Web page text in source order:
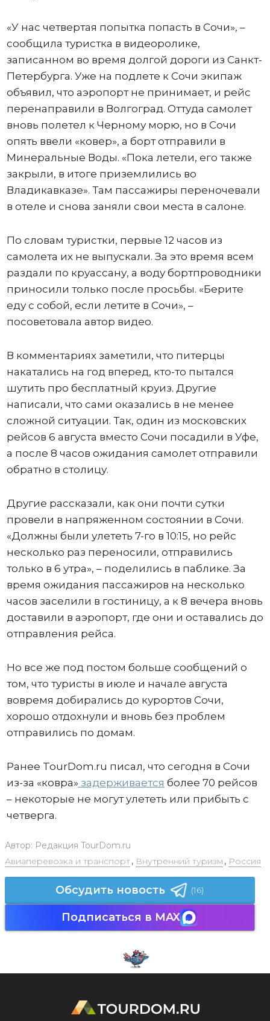
«У нас четвертая попытка попасть в Сочи», –
сообщила туристка в видеоролике,
записанном во время долгой дороги из Санкт-
Петербурга. Уже на подлете к Сочи экипаж
объявил, что аэропорт не принимает, и рейс
перенаправили в Волгоград. Оттуда самолет
вновь полетел к Черному морю, но в Сочи
опять ввели «ковер», а борт отправили в
Минеральные Воды. «Пока летели, его также
закрыли, в итоге приземлились во
Владикавказе». Там пассажиры переночевали
в отеле и снова заняли свои места в салоне.
По словам туристки, первые 12 часов из
самолета их не выпускали. За это время всем
раздали по круассану, а воду бортпроводники
приносили только после просьбы. «Берите
еду с собой, если летите в Сочи», –
посоветовала автор видео.
В комментариях заметили, что питерцы
накатались на год вперед, кто-то пытался
шутить про бесплатный круиз. Другие
написали, что сами оказались в не менее
сложной ситуации. Так, один из московских
рейсов 6 августа вместо Сочи посадили в Уфе,
а после 8 часов ожидания самолет отправили
обратно в столицу.
Другие рассказали, как они почти сутки
провели в напряженном состоянии в Сочи.
«Должны были улететь 7-го в 10:15, но рейс
несколько раз переносили, отправились
только в 6 утра», – поделились в паблике. За
время ожидания пассажиров на несколько
часов заселили в гостиницу, а к 8 вечера вновь
доставили в аэропорт, где они и оставались до
отправления рейса.
Но все же под постом больше сообщений о
том, что туристы в июле и начале августа
вовремя добирались до курортов Сочи,
хорошо отдохнули и вновь без проблем
отправились по домам.
Ранее TourDom.ru писал, что сегодня в Сочи
из-за «ковра» задерживается более 70 рейсов
– некоторые не могут улететь или прибыть с
четверга.
Автор: Редакция TourDom.ru
Авиаперевозка и транспорт, Внутренний туризм , Россия
Обсудить новость (16)
Подписаться в MAX